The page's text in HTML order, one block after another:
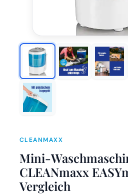
CLEANMAXX
Mini-
CLEANmaxx
Vergleich